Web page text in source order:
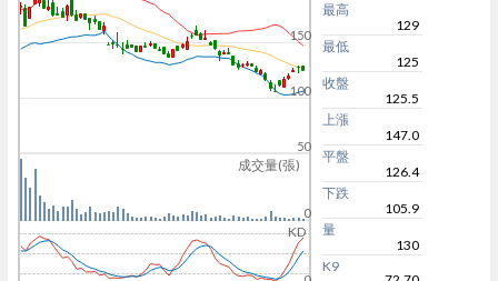
成交量(張)
KD
50
100
150
0
最高
129
最低
125
收盤
125.5
上漲
147.0
平盤
126.4
下跌
105.9
量
130
K9